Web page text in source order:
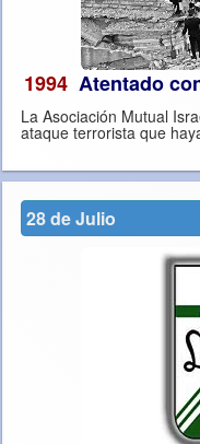
1994 Atentado
La Asociación Mutual
28 de Julio